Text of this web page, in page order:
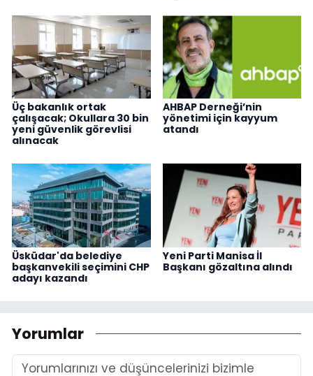
Üç bakanlık ortak
çalışacak; Okullara 30 bin
yeni güvenlik görevlisi
alınacak
AHBAP Derneği’nin
yönetimi için kayyum
atandı
Üsküdar'da belediye
başkanvekili seçimini CHP
adayı kazandı
Yeni Parti Manisa İl
Başkanı gözaltına alındı
Yorumlar